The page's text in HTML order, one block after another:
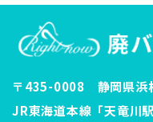
〒435-0008 静岡県浜
JR東海道本線「天竜川